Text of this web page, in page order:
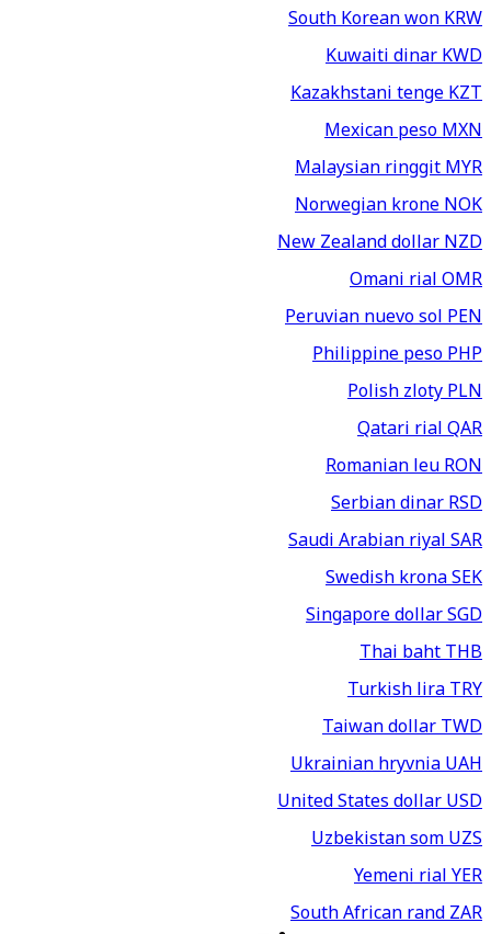
South Korean wonKRW
Kuwaiti dinarKWD
Kazakhstani tengeKZT
Mexican pesoMXN
Malaysian ringgitMYR
Norwegian kroneNOK
New Zealand dollarNZD
Omani rialOMR
Peruvian nuevo solPEN
Philippine pesoPHP
Polish zlotyPLN
Qatari rialQAR
Romanian leuRON
Serbian dinarRSD
Saudi Arabian riyalSAR
Swedish kronaSEK
Singapore dollarSGD
Thai bahtTHB
Turkish liraTRY
Taiwan dollarTWD
Ukrainian hryvniaUAH
United States dollarUSD
Uzbekistan somUZS
Yemeni rialYER
South African randZAR